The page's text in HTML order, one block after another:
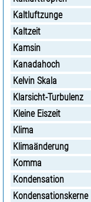
Kaltluftzunge
Kaltzeit
Kamsin
Kanadahoch
Kelvin Skala
Klarsicht-Turbulenz
Kleine Eiszeit
Klima
Klimaänderung
Komma
Kondensation
Kondensationskerne